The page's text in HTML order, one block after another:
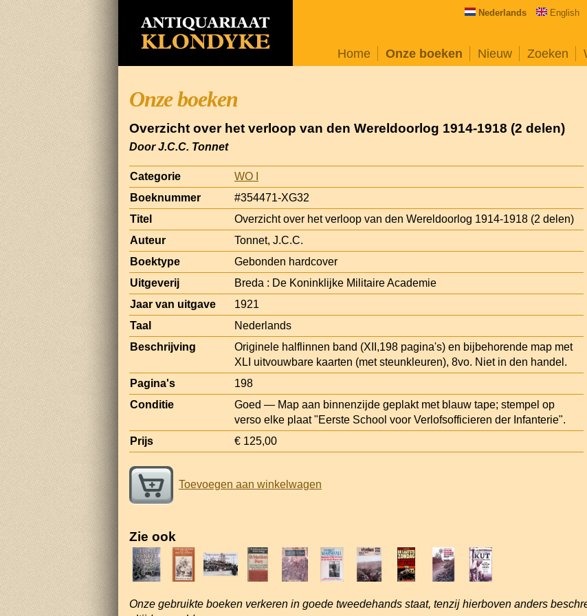
Nederlands English
Home Onze boeken Nieuw Zoeken
Onze boeken
Overzicht over het verloop van den Wereldoorlog 1914-1918 (2 delen)
Door J.C.C. Tonnet
Categorie
WO I
Boeknummer
#354471-XG32
Titel
Overzicht over het verloop van den Wereldoorlog 1914-1918 (2 delen)
Auteur
Tonnet, J.C.C.
Boektype
Gebonden hardcover
Uitgeverij
Breda : De Koninklijke Militaire Academie
Jaar van uitgave
1921
Taal
Nederlands
Beschrijving
Originele halflinnen band (XII,198 pagina's) en bijbehorende map met
XLI uitvouwbare kaarten (met steunkleuren), 8vo. Niet in den handel.
Pagina's
198
Conditie
Goed — Map aan binnenzijde geplakt met blauw tape; stempel op
verso elke plaat "Eerste School voor Verlofsofficieren der Infanterie".
Prijs
€ 125,00
Toevoegen aan winkelwagen
Zie ook
Onze gebruikte boeken verkeren in goede tweedehands staat, tenzij hierboven anders